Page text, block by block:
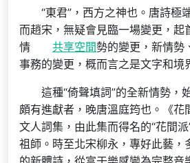
“東君”，西方之神也。唐詩極
而趙宋，無疑會見臨一場變更，起
情
共享空間勢的變更，新情勢
事務的變更，概而言之是文字和境
這種“倚聲填詞”的全新情勢，
頗有進獻者，晚唐溫庭筠也。《花
文人詞集，由此集而得名的“花間
祖師。時至北宋柳永，專好此藝，